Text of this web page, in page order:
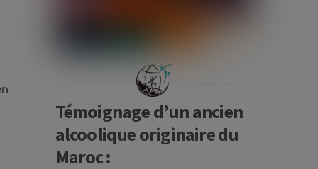
Témoignage d’un ancien
alcoolique originaire du
Maroc :